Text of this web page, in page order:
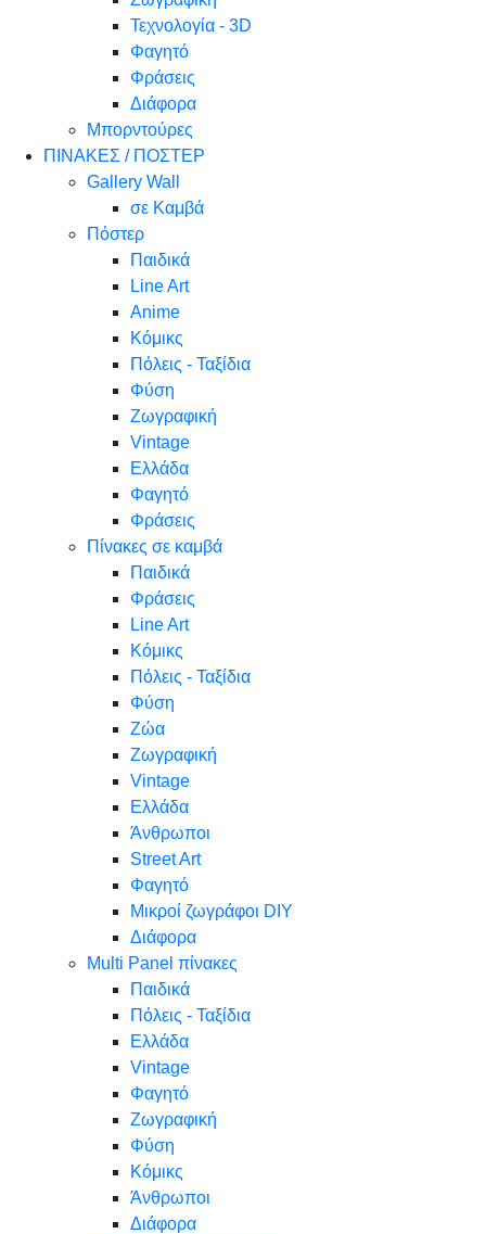
Τεχνολογία - 3D
Φαγητό
Φράσεις
Διάφορα
Μπορντούρες
ΠΙΝΑΚΕΣ / ΠΟΣΤΕΡ
Gallery Wall
σε Καμβά
Πόστερ
Παιδικά
Line Art
Anime
Κόμικς
Πόλεις - Ταξίδια
Φύση
Ζωγραφική
Vintage
Ελλάδα
Φαγητό
Φράσεις
Πίνακες σε καμβά
Παιδικά
Φράσεις
Line Art
Κόμικς
Πόλεις - Ταξίδια
Φύση
Ζώα
Ζωγραφική
Vintage
Ελλάδα
Άνθρωποι
Street Art
Φαγητό
Μικροί ζωγράφοι DIY
Διάφορα
Multi Panel πίνακες
Παιδικά
Πόλεις - Ταξίδια
Ελλάδα
Vintage
Φαγητό
Ζωγραφική
Φύση
Κόμικς
Άνθρωποι
Διάφορα